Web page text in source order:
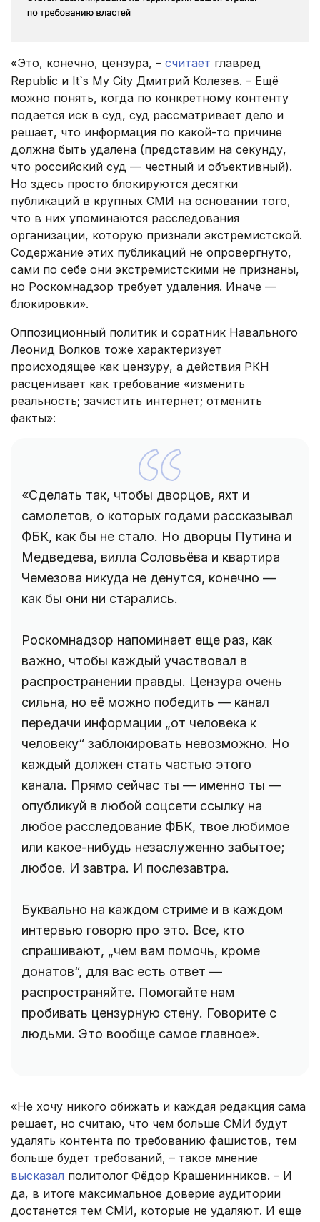
«Это, конечно, цензура, – считает главред
Republic и It`s My City Дмитрий Колезев. – Ещё
можно понять, когда по конкретному контенту
подается иск в суд, суд рассматривает дело и
решает, что информация по какой-то причине
должна быть удалена (представим на секунду,
что российский суд — честный и объективный).
Но здесь просто блокируются десятки
публикаций в крупных СМИ на основании того,
что в них упоминаются расследования
организации, которую признали экстремистской.
Содержание этих публикаций не опровергнуто,
сами по себе они экстремистскими не признаны,
но Роскомнадзор требует удаления. Иначе —
блокировки».
Оппозиционный политик и соратник Навального
Леонид Волков тоже характеризует
происходящее как цензуру, а действия РКН
расценивает как требование «изменить
реальность; зачистить интернет; отменить
факты»:
«Сделать так, чтобы дворцов, яхт и
самолетов, о которых годами рассказывал
ФБК, как бы не стало. Но дворцы Путина и
Медведева, вилла Соловьёва и квартира
Чемезова никуда не денутся, конечно —
как бы они ни старались.
Роскомнадзор напоминает еще раз, как
важно, чтобы каждый участвовал в
распространении правды. Цензура очень
сильна, но её можно победить — канал
передачи информации „от человека к
человеку“ заблокировать невозможно. Но
каждый должен стать частью этого
канала. Прямо сейчас ты — именно ты —
опубликуй в любой соцсети ссылку на
любое расследование ФБК, твое любимое
или какое-нибудь незаслуженно забытое;
любое. И завтра. И послезавтра.
Буквально на каждом стриме и в каждом
интервью говорю про это. Все, кто
спрашивают, „чем вам помочь, кроме
донатов“, для вас есть ответ —
распространяйте. Помогайте нам
пробивать цензурную стену. Говорите с
людьми. Это вообще самое главное».
«Не хочу никого обижать и каждая редакция сама
решает, но считаю, что чем больше СМИ будут
удалять контента по требованию фашистов, тем
больше будет требований, – такое мнение
высказал политолог Фёдор Крашенинников. – И
да, в итоге максимальное доверие аудитории
достанется тем СМИ, которые не удаляют. И еще